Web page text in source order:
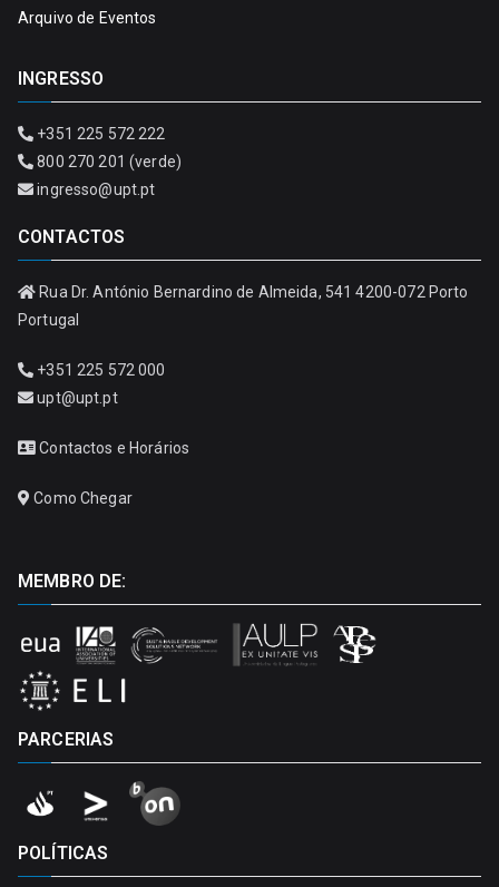
Arquivo de Eventos
INGRESSO
+351 225 572 222
800 270 201 (verde)
ingresso@upt.pt
CONTACTOS
Rua Dr. António Bernardino de Almeida, 541 4200-072 Porto
Portugal
+351 225 572 000
upt@upt.pt
Contactos e Horários
Como Chegar
MEMBRO DE:
PARCERIAS
POLÍTICAS